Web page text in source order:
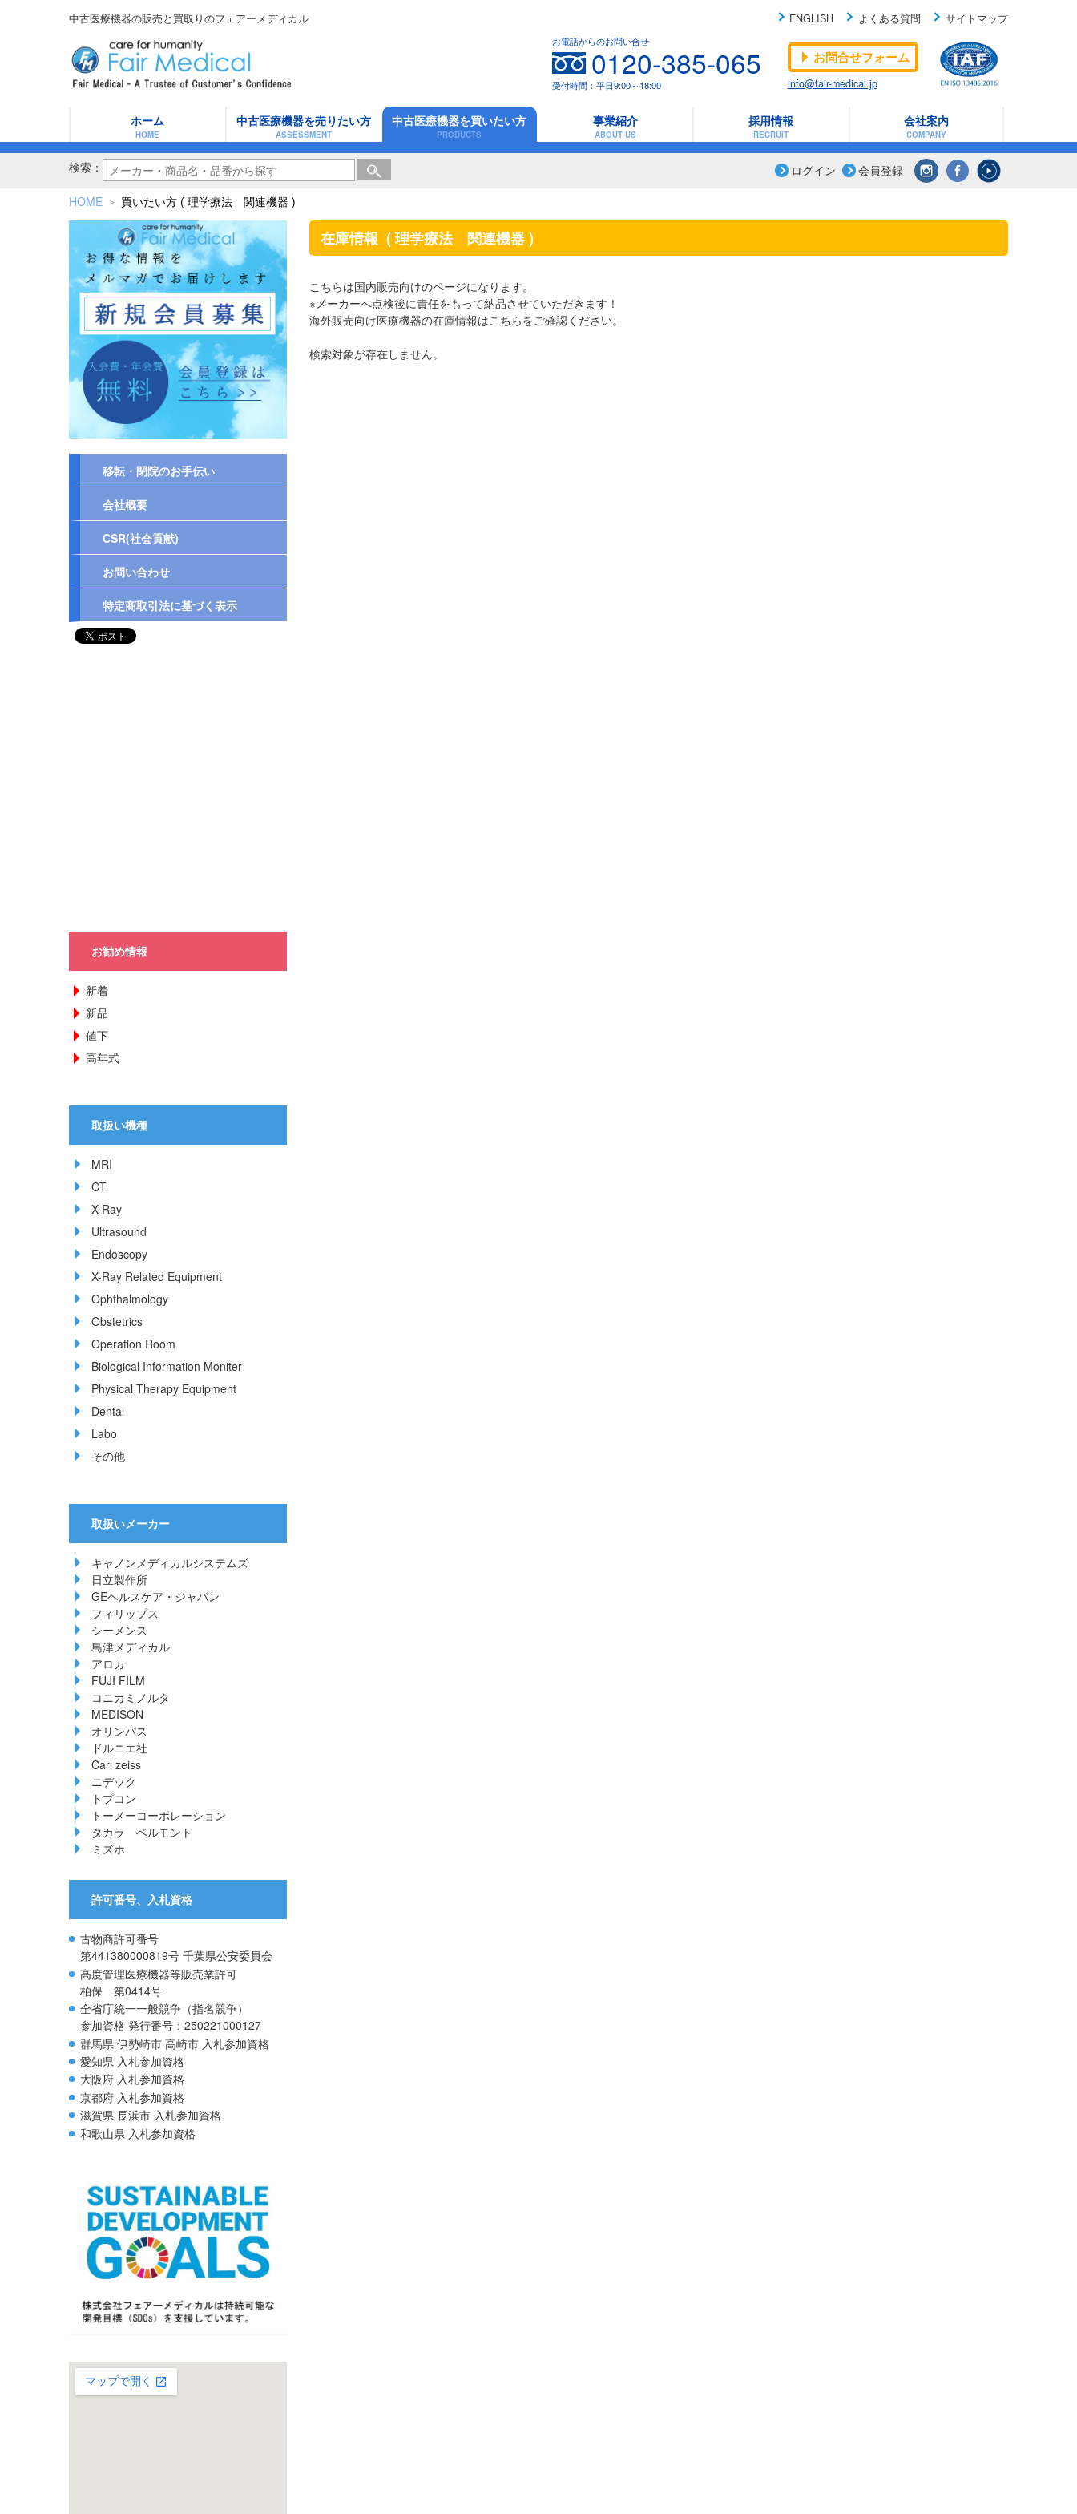
中古医療機器の販売と買取りのフェアーメディカル サイトマップ
よくある質問
ENGLISH
お問合せフォーム
info@fair-medical.jp
お電話からのお問い合せ
0120-385-065
受付時間：平日9:00～18:00
ホーム
HOME
中古医療機器を売りたい方
ASSESSMENT
中古医療機器を買いたい方
PRODUCTS
事業紹介
ABOUT US
採用情報
RECRUIT
会社案内
COMPANY
検索： 会員登録
ログイン
HOME ＞ 買いたい方 ( 理学療法 関連機器 )
在庫情報 ( 理学療法 関連機器 )
こちらは国内販売向けのページになります。
※メーカーへ点検後に責任をもって納品させていただきます！
海外販売向け医療機器の在庫情報はこちらをご確認ください。
検索対象が存在しません。
移転・閉院のお手伝い
会社概要
CSR(社会貢献)
お問い合わせ
特定商取引法に基づく表示
お勧め情報
新着
新品
値下
高年式
取扱い機種
MRI
CT
X-Ray
Ultrasound
Endoscopy
X-Ray Related Equipment
Ophthalmology
Obstetrics
Operation Room
Biological Information Moniter
Physical Therapy Equipment
Dental
Labo
その他
取扱いメーカー
キャノンメディカルシステムズ
日立製作所
GEヘルスケア・ジャパン
フィリップス
シーメンス
島津メディカル
アロカ
FUJI FILM
コニカミノルタ
MEDISON
オリンパス
ドルニエ社
Carl zeiss
ニデック
トプコン
トーメーコーポレーション
タカラ ベルモント
ミズホ
許可番号、入札資格
古物商許可番号
第441380000819号 千葉県公安委員会
高度管理医療機器等販売業許可
柏保 第0414号
全省庁統一一般競争（指名競争）
参加資格 発行番号：250221000127
群馬県 伊勢崎市 高崎市 入札参加資格
愛知県 入札参加資格
大阪府 入札参加資格
京都府 入札参加資格
滋賀県 長浜市 入札参加資格
和歌山県 入札参加資格